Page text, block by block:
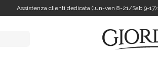
Assistenza clienti dedicata (lun-ven 8-21/Sab 9-17):